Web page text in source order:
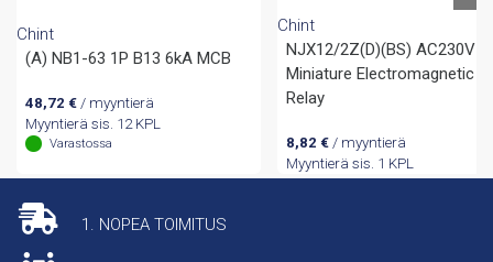
Chint
(A) NB1-63 1P B13 6kA MCB
48,72 €/ myyntierä
Myyntierä sis. 12 KPL
Varastossa
Chint
NJX12/2Z(D)(BS) AC230V
Miniature Electromagnetic
Relay
8,82 € / myyntierä
Myyntierä sis. 1 KPL
1. NOPEA TOIMITUS